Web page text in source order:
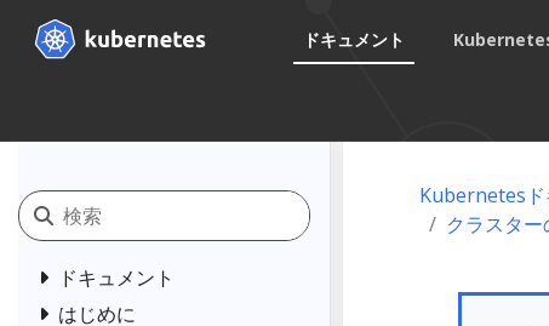
ドキュメント
ドキュメント
はじめに
Kubernetesド
クラスタ